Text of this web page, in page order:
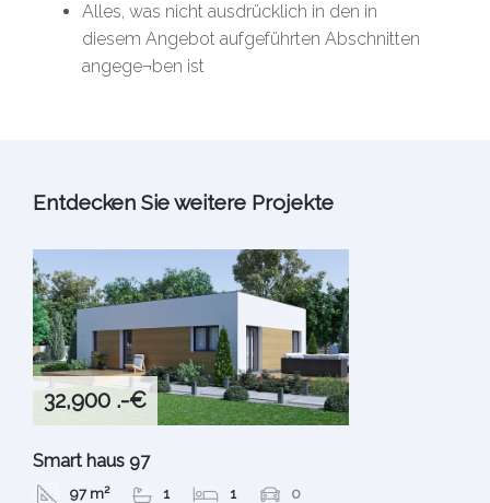
Alles, was nicht ausdrücklich in den in
diesem Angebot aufgeführten Abschnitten
angege¬ben ist
Entdecken Sie weitere Projekte
32,900 .-€
Smart haus 97
97 m² 1 1 0